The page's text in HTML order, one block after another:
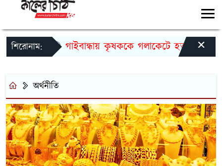
শিরোনাম: গাইবান্ধায় কৃষককে গলাকেটে হত্যা ×
অর্থনীতি